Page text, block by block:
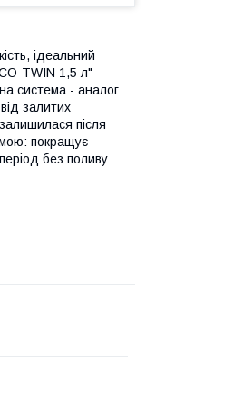
ідеальний
TWIN 1,5 л"
система - аналог
залитих
після
покращує
без поливу